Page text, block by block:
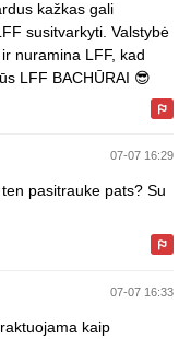
kažkas gali
susitvarkyti. Valstybė
nuramina LFF, kad
LFF BACHŪRAI 😎
07-07 16:29
pasitrauke pats? Su
07-07 16:33
kaip